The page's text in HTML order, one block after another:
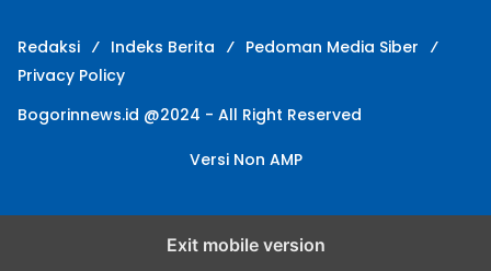
Redaksi Indeks Berita
Pedoman Media Siber
Privacy Policy
Bogorinnews.id @2024 - All Right Reserved
Versi Non AMP
Exit mobile version